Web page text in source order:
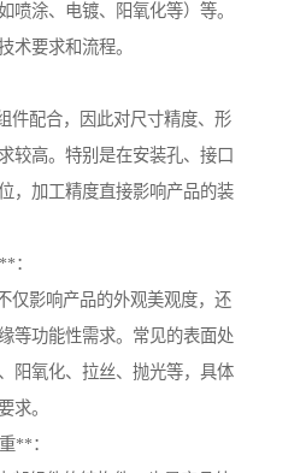
喷涂、电镀、阳氧化等）等。
术要求和流程。
件配合，因此对尺寸精度、形
较高。特别是在安装孔、接口
，加工精度直接影响产品的装
：
仅影响产品的外观美观度，还
等功能性需求。常见的表面处
阳氧化、拉丝、抛光等，具体
求。
**：